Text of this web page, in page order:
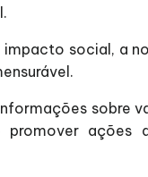
social, a
sobre
ações